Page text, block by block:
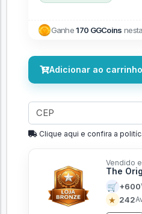
Ganhe170 GGCoins
Adicionar ao carrinho
Clique aqui e confira a
Vendido
The
🛒 +600
★ 242